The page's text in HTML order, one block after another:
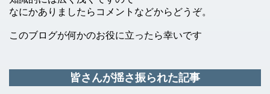
なにかありましたらコメントなどからどうぞ。
このブログが何かのお役に立ったら幸いです
皆さんが揺さ振られた記事